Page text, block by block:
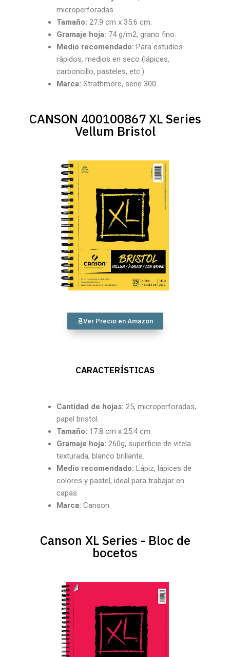
microperforadas.
Tamaño: 27.9 cm x 35.6 cm.
Gramaje hoja: 74 g/m2, grano fino.
Medio recomendado: Para estudios
rápidos, medios en seco (lápices,
carboncillo, pasteles, etc.)
Marca: Strathmore, serie 300.
CANSON 400100867 XL Series
Vellum Bristol
Ver Precio en Amazon
CARACTERÍSTICAS
Cantidad de hojas: 25, microperforadas,
papel bristol.
Tamaño: 17.8 cm x 25.4 cm.
Gramaje hoja: 260g, superficie de vitela
texturada, blanco brillante.
Medio recomendado: Lápiz, lápices de
colores y pastel, ideal para trabajar en
capas.
Marca: Canson.
Canson XL Series - Bloc de
bocetos